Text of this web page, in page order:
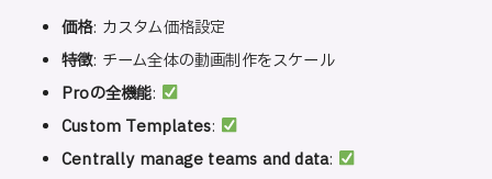
価格: カスタム価格設定
特徴: チーム全体の動画制作をスケール
Proの全機能:
Custom Templates:
Centrally manage teams and data: